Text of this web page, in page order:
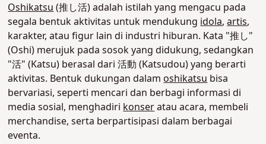
Oshikatsu(推し活) adalah istilah yang mengacu pada
segala bentuk aktivitas untuk mendukungidola,artis,
karakter, atau figur lain di industri hiburan. Kata "推し"
(Oshi) merujuk pada sosok yang didukung, sedangkan
"活" (Katsu) berasal dari 活動 (Katsudou) yang berarti
aktivitas. Bentuk dukungan dalamoshikatsubisa
bervariasi, seperti mencari dan berbagi informasi di
media sosial, menghadirikonseratau acara, membeli
merchandise, serta berpartisipasi dalam berbagai
eventa.